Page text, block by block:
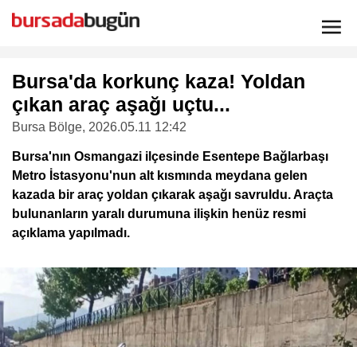
Bursa'da korkunç kaza! Yoldan
çıkan araç aşağı uçtu...
Bursa Bölge, 2026.05.11 12:42
Bursa'nın Osmangazi ilçesinde Esentepe Bağlarbaşı
Metro İstasyonu'nun alt kısmında meydana gelen
kazada bir araç yoldan çıkarak aşağı savruldu. Araçta
bulunanların yaralı durumuna ilişkin henüz resmi
açıklama yapılmadı.